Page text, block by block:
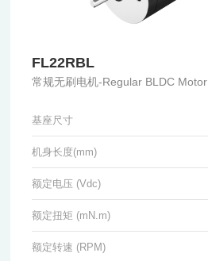
FL22RBL
常规无刷电机-Regular BLDC Motor
基座尺寸
机身长度(mm)
额定电压 (Vdc)
额定扭矩 (mN.m)
额定转速 (RPM)